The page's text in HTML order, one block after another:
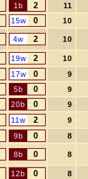
1b 2 11
15w 0 10
4w 2 10
19w 2 10
17w 0 9
5b 0 9
20b 0 9
11w 2 9
9b 0 8
8b 0 8
12b 0 8